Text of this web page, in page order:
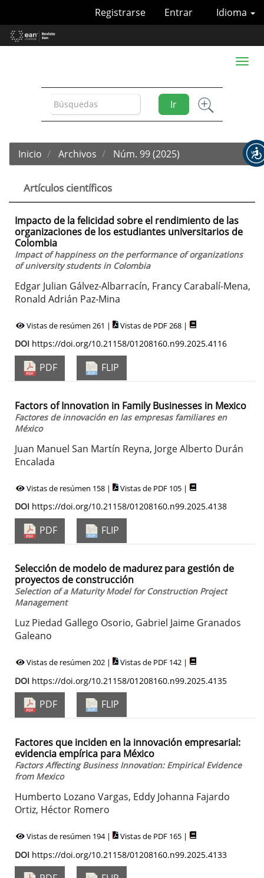
Contenido
principal
Idioma
Registrarse Entrar
Ir
Toggle
Inicio Archivos Núm. 99 (2025)
Artículos científicos
Impacto de la felicidad sobre el rendimiento de las
organizaciones de los estudiantes universitarios de
Colombia
Impact of happiness on the performance of organizations
of university students in Colombia
Edgar Julian Gálvez-Albarracín, Francy Carabalí-Mena,
Ronald Adrián Paz-Mina
Vistas de resúmen 261 | Vistas de PDF 268 |
DOI https://doi.org/10.21158/01208160.n99.2025.4116
PDF FLIP
Factors of Innovation in Family Businesses in Mexico
Factores de innovación en las empresas familiares en
México
Juan Manuel San Martín Reyna, Jorge Alberto Durán
Encalada
Vistas de resúmen 158 | Vistas de PDF 105 |
DOI https://doi.org/10.21158/01208160.n99.2025.4138
PDF FLIP
Selección de modelo de madurez para gestión de
proyectos de construcción
Selection of a Maturity Model for Construction Project
Management
Luz Piedad Gallego Osorio, Gabriel Jaime Granados
Galeano
Vistas de resúmen 202 | Vistas de PDF 142 |
DOI https://doi.org/10.21158/01208160.n99.2025.4135
PDF FLIP
Factores que inciden en la innovación empresarial:
evidencia empírica para México
Factors Affecting Business Innovation: Empirical Evidence
from Mexico
Humberto Lozano Vargas, Eddy Johanna Fajardo
Ortiz, Héctor Romero
Vistas de resúmen 194 | Vistas de PDF 165 |
DOI https://doi.org/10.21158/01208160.n99.2025.4133